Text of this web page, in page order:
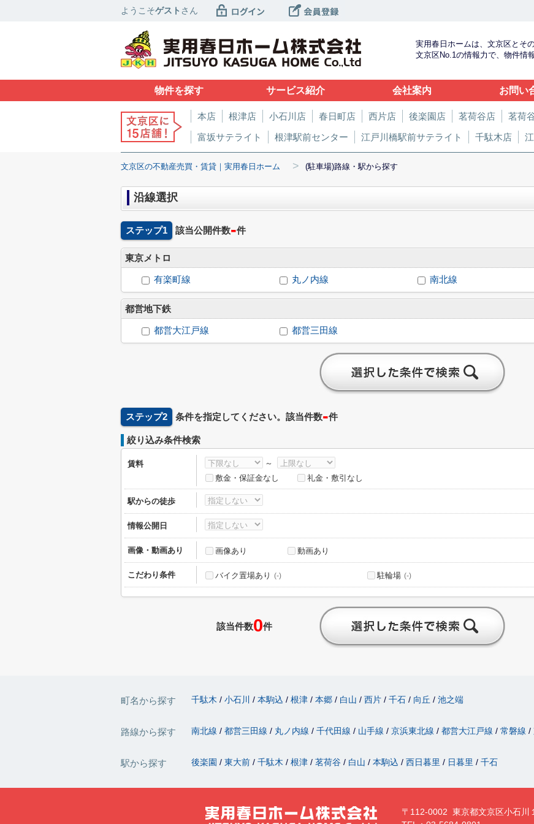
ようこそゲスト さん
実用春日ホームは、文京区とそ
文京区No.1の情報力で、物件情
物件を探す サービス紹介 会社案内 お問い
本店 根津店 小石川店 春日町店 西片店 後楽園店 茗荷谷店 茗荷
富坂サテライト
根津駅前センター 江戸川橋駅前サテライト 千駄木店
文京区の不動産売買・賃貸｜実用春日ホーム > (駐車場)路線・駅から探す
沿線選択
ステップ1 該当公開件数-件
東京メトロ
有楽町線 丸ノ内線 南北線
都営地下鉄
都営大江戸線 都営三田線
ステップ2 条件を指定してください。該当件数-件
絞り込み条件検索
賃料
～
敷金・保証金なし
礼金・敷引なし
駅からの徒歩
情報公開日
画像・動画あり 画像あり 動画あり
こだわり条件 バイク置場あり (-) 駐輪場 (-)
該当件数0件
町名から探す 千駄木 小石川 本駒込 根津 本郷 白山 西片 千石 向丘 池之端
路線から探す 南北線 都営三田線 丸ノ内線 千代田線 山手線 京浜東北線 都営大江戸線 常磐線
駅から探す 後楽園 東大前 千駄木 根津 茗荷谷 白山 本駒込 西日暮里 日暮里 千石
〒112-0002 東京都文京区小石川